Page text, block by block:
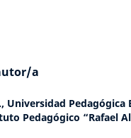
a
Universidad Pedagógica
Pedagógico “Rafael